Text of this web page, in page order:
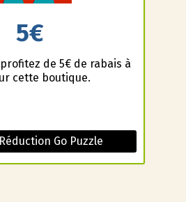
5€
de 5€ de rabais à
cette boutique.
Go Puzzle